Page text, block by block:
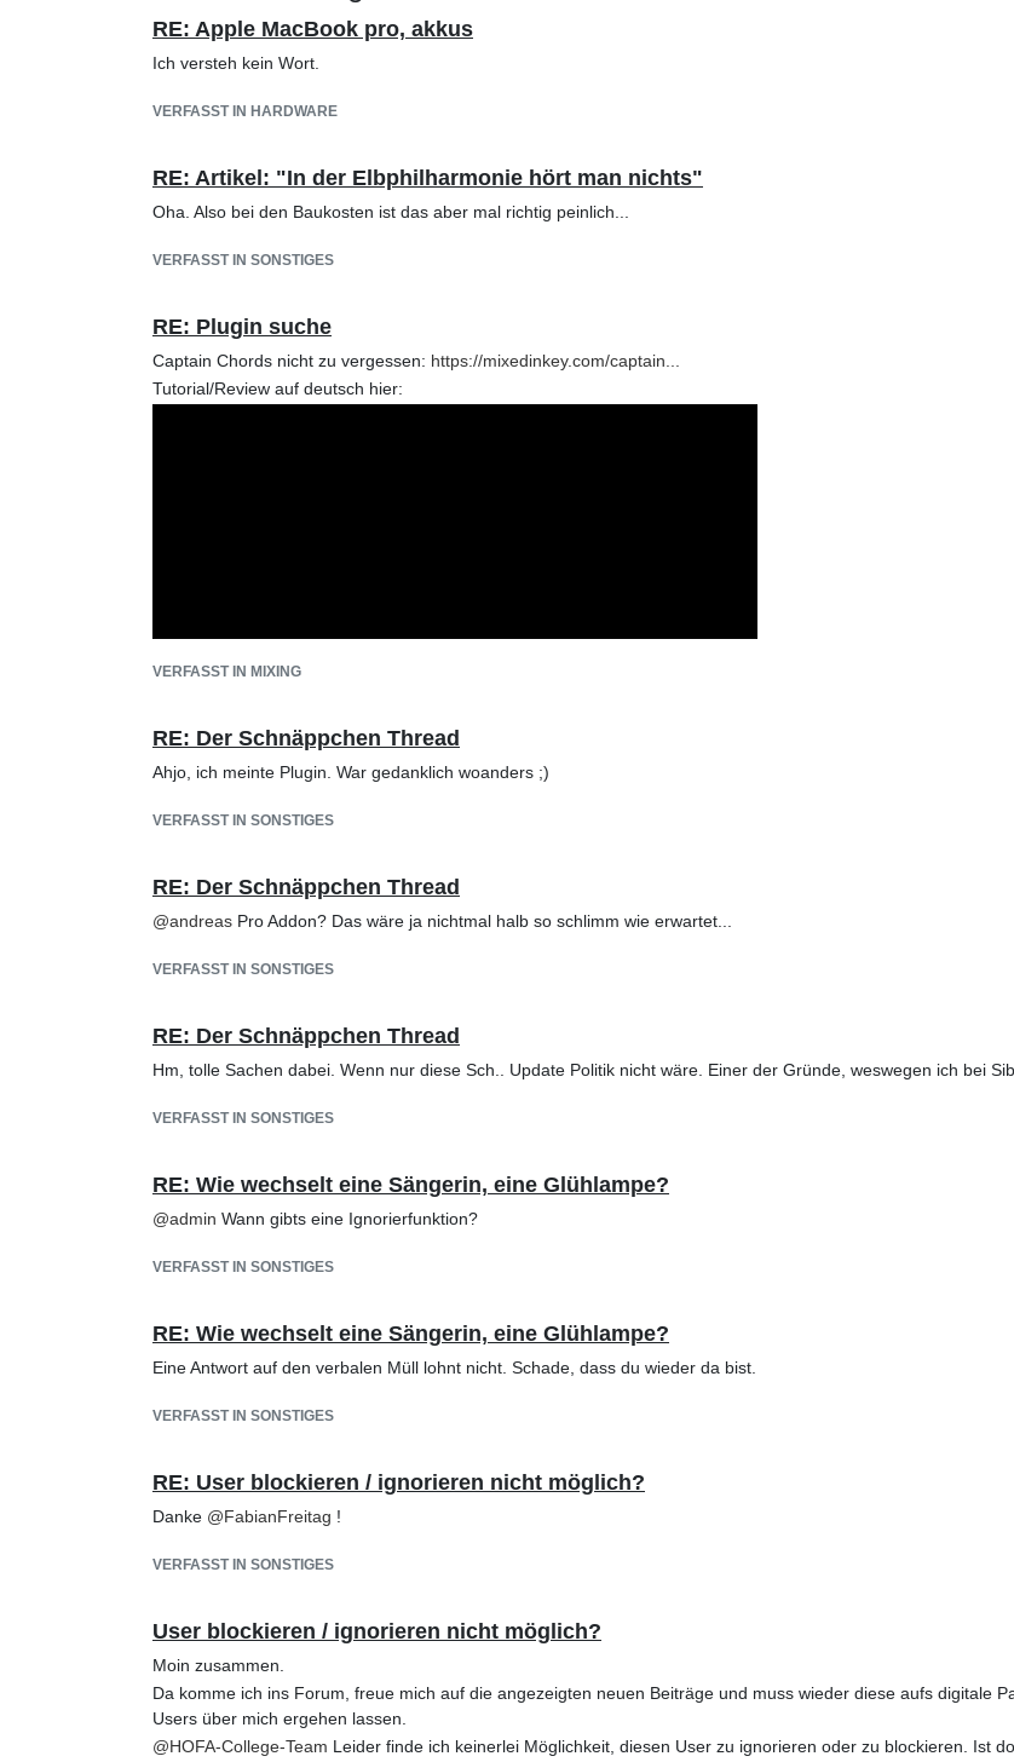
RE: Apple MacBook pro, akkus
Ich versteh kein Wort.
VERFASST IN HARDWARE
RE: Artikel: "In der Elbphilharmonie hört man nichts"
Oha. Also bei den Baukosten ist das aber mal richtig peinlich...
VERFASST IN SONSTIGES
RE: Plugin suche
Captain Chords nicht zu vergessen: https://mixedinkey.com/captain...
Tutorial/Review auf deutsch hier:
VERFASST IN MIXING
RE: Der Schnäppchen Thread
Ahjo, ich meinte Plugin. War gedanklich woanders ;)
VERFASST IN SONSTIGES
RE: Der Schnäppchen Thread
@andreas Pro Addon? Das wäre ja nichtmal halb so schlimm wie erwartet...
VERFASST IN SONSTIGES
RE: Der Schnäppchen Thread
Hm, tolle Sachen dabei. Wenn nur diese Sch.. Update Politik nicht wäre. Einer der Gründe, weswegen ich bei
VERFASST IN SONSTIGES
RE: Wie wechselt eine Sängerin, eine Glühlampe?
@admin Wann gibts eine Ignorierfunktion?
VERFASST IN SONSTIGES
RE: Wie wechselt eine Sängerin, eine Glühlampe?
Eine Antwort auf den verbalen Müll lohnt nicht. Schade, dass du wieder da bist.
VERFASST IN SONSTIGES
RE: User blockieren / ignorieren nicht möglich?
Danke @FabianFreitag !
VERFASST IN SONSTIGES
User blockieren / ignorieren nicht möglich?
Moin zusammen.
Da komme ich ins Forum, freue mich auf die angezeigten neuen Beiträge und muss wieder diese aufs digitale
Users über mich ergehen lassen.
@HOFA-College-Team Leider finde ich keinerlei Möglichkeit, diesen User zu ignorieren oder zu blockieren. Ist